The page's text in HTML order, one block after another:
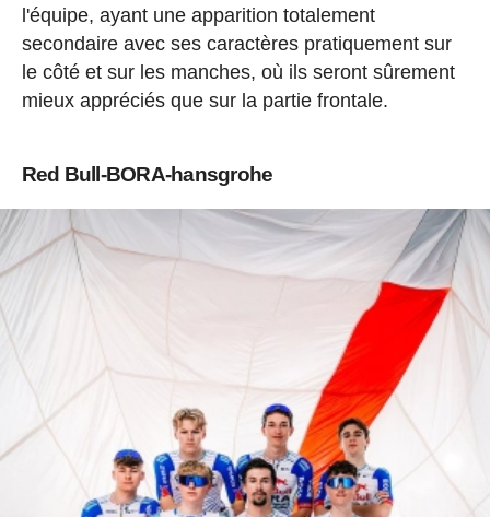
l'équipe, ayant une apparition totalement
secondaire avec ses caractères pratiquement sur
le côté et sur les manches, où ils seront sûrement
mieux appréciés que sur la partie frontale.
Red Bull-BORA-hansgrohe